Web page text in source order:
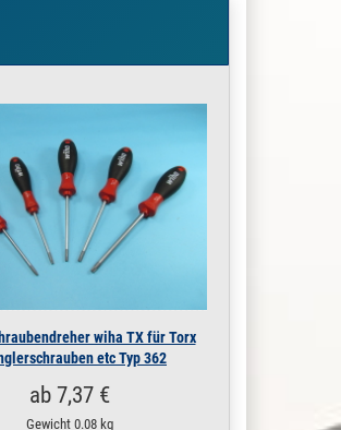
» Zum Artikel
» Zum Artikel
» Zum Artikel
» Zum Artikel
wiha TX für Torx
etc Typ 362
ab 7,37 €
Gewicht 0.08 kg